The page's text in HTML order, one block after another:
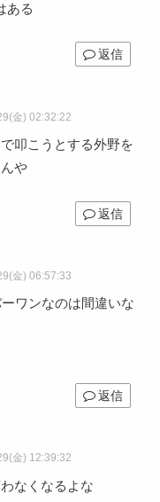
ある
返信
金) 02:32:22
叩こうとする外野を
や
返信
金) 06:57:33
ワンなのは間違いな
返信
金) 12:39:32
なくなるよな